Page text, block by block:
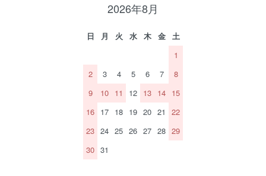
2026年8月
日 月 火 水 木 金
土
1
2
3 4 5 6 7
8
9
10 11 12 13 14 15
16 17 18 19 20 21
22
23 24 25 26 27 28 29
30 31